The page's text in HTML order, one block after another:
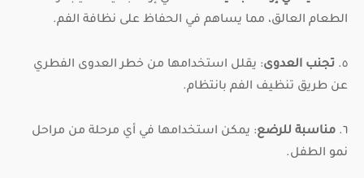
الطعام العالق، مما يساهم في الحفاظ على نظافة الفم.
٥. تجنب العدوى: يقلل استخدامها من خطر العدوى الفطري
عن طريق تنظيف الفم بانتظام.
٦. مناسبة للرضع: يمكن استخدامها في أي مرحلة من مراحل
نمو الطفل.